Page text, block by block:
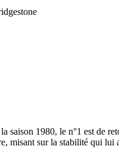
saison 1980, le n°1 est de
misant sur la stabilité qui